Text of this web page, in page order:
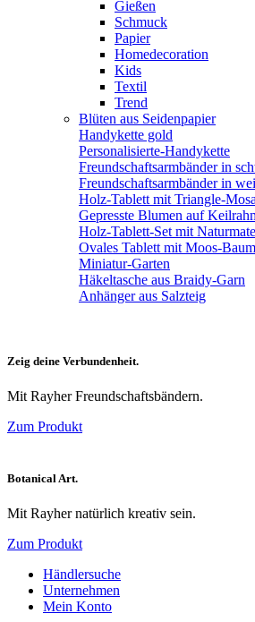
Gießen
Schmuck
Papier
Homedecoration
Kids
Textil
Trend
Blüten aus Seidenpapier
Handykette gold
Personalisierte-Handykette
Freundschaftsarmbänder in
Freundschaftsarmbänder in
Holz-Tablett mit Triangle-
Gepresste Blumen auf
Holz-Tablett-Set mit
Ovales Tablett mit Moos-Baum
Miniatur-Garten
Häkeltasche aus Braidy-Garn
Anhänger aus Salzteig
Zeig deine Verbundenheit.
Mit Rayher Freundschaftsbändern.
Zum Produkt
Botanical Art.
Mit Rayher natürlich kreativ sein.
Zum Produkt
Händlersuche
Unternehmen
Mein Konto